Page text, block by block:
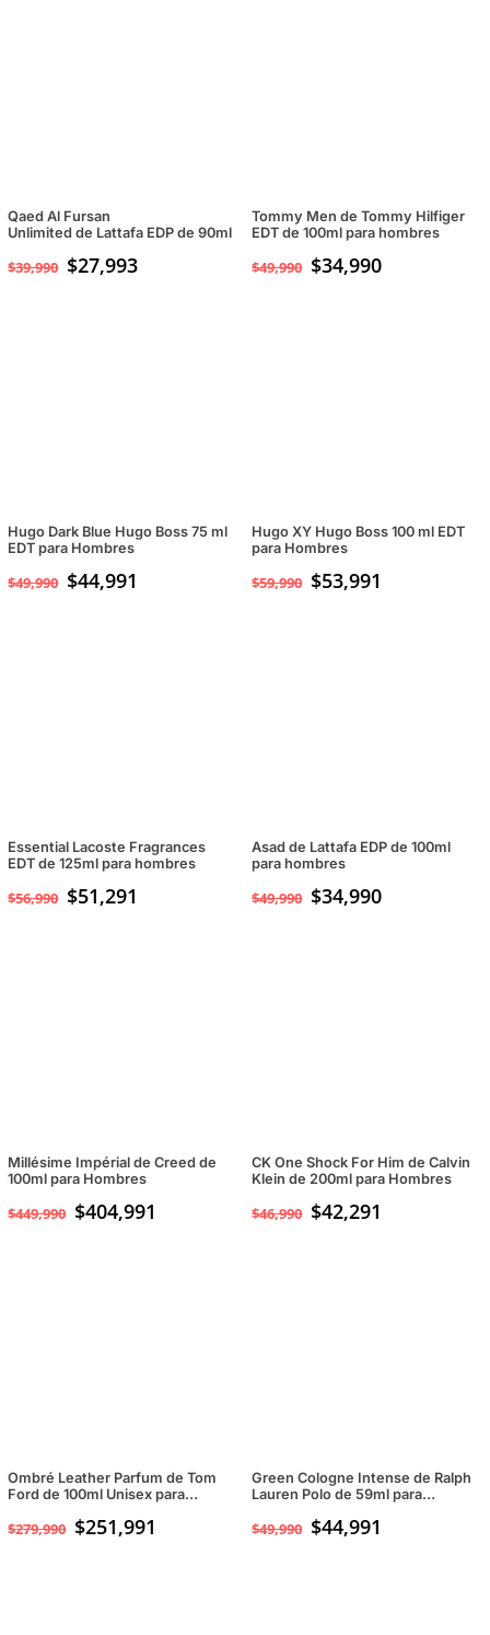
Qaed Al Fursan
Unlimited de Lattafa EDP de 90ml
$39,990 $27,993
Tommy Men de Tommy Hilfiger
EDT de 100ml para hombres
$49,990 El
$34,990El
Hugo Dark Blue Hugo Boss 75 ml
EDT para Hombres
$49,990 $44,991
Hugo XY Hugo Boss 100 ml EDT
para Hombres
$59,990 $53,991
Essential Lacoste Fragrances
EDT de 125ml para hombres
$56,990 $51,291
Asad de Lattafa EDP de 100ml
para hombres
$49,990 El
$34,990El
Millésime Impérial de Creed de
100ml para Hombres
$449,990 $404,991
CK One Shock For Him de Calvin
Klein de 200ml para Hombres
$46,990 $42,291
Ombré Leather Parfum de Tom
Ford de 100ml Unisex para
$279,990 $251,991
Green Cologne Intense de Ralph
Lauren Polo de 59ml para
$49,990 $44,991